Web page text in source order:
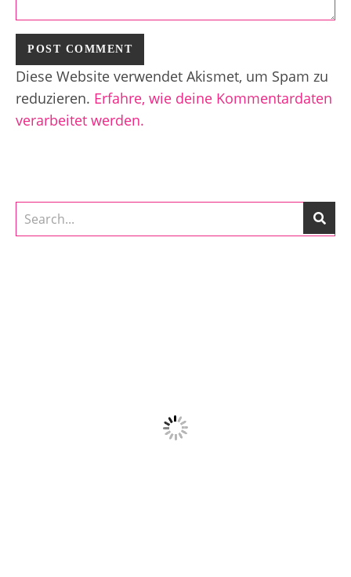
Diese Website verwendet Akismet, um Spam zu
reduzieren. Erfahre, wie deine Kommentardaten
verarbeitet werden.